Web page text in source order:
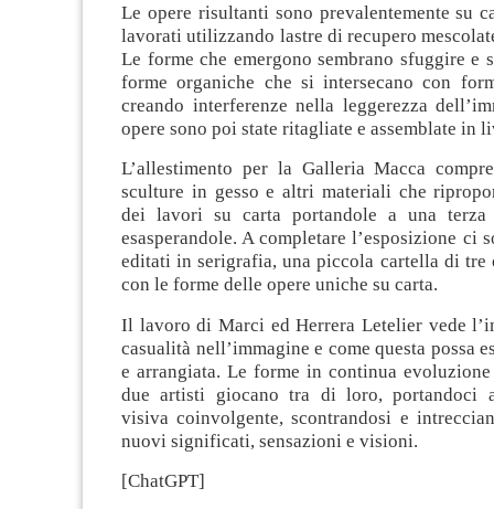
Le opere risultanti sono prevalentemente su
lavorati utilizzando lastre di recupero
Le forme che emergono sembrano sfuggire e
forme organiche che si intersecano con
creando interferenze nella leggerezza
opere sono poi state ritagliate e assemblate in
L’allestimento per la Galleria Macca
sculture in gesso e altri materiali che
dei lavori su carta portandole a una terza
esasperandole. A completare l’esposizione ci
editati in serigrafia, una piccola cartella di tre
con le forme delle opere uniche su carta.
Il lavoro di Marci ed Herrera Letelier vede
casualità nell’immagine e come questa possa
e arrangiata. Le forme in continua
due artisti giocano tra di loro, portandoci a
visiva coinvolgente, scontrandosi e
nuovi significati, sensazioni e visioni.
[ChatGPT]